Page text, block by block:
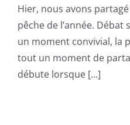
Hier, nous avons
pêche de l’année.
un moment convivial, la
tout un moment de
débute lorsque [...]